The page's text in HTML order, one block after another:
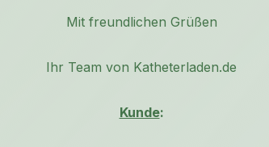
Mit freundlichen Grüßen
Ihr Team von Katheterladen.de
Kunde: